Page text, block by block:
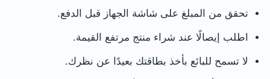
تحقق من المبلغ على شاشة الجهاز قبل الدفع.
اطلب إيصالًا عند شراء منتج مرتفع القيمة.
لا تسمح للبائع بأخذ بطاقتك بعيدًا عن نظرك.